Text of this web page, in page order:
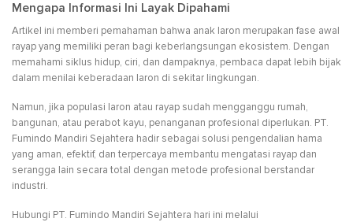
Mengapa Informasi Ini Layak Dipahami
Artikel ini memberi pemahaman bahwa anak laron merupakan fase awal
rayap yang memiliki peran bagi keberlangsungan ekosistem. Dengan
memahami siklus hidup, ciri, dan dampaknya, pembaca dapat lebih bijak
dalam menilai keberadaan laron di sekitar lingkungan.
Namun, jika populasi laron atau rayap sudah mengganggu rumah,
bangunan, atau perabot kayu, penanganan profesional diperlukan. PT.
Fumindo Mandiri Sejahtera hadir sebagai solusi pengendalian hama
yang aman, efektif, dan terpercaya membantu mengatasi rayap dan
serangga lain secara total dengan metode profesional berstandar
industri.
Hubungi PT. Fumindo Mandiri Sejahtera hari ini melalui